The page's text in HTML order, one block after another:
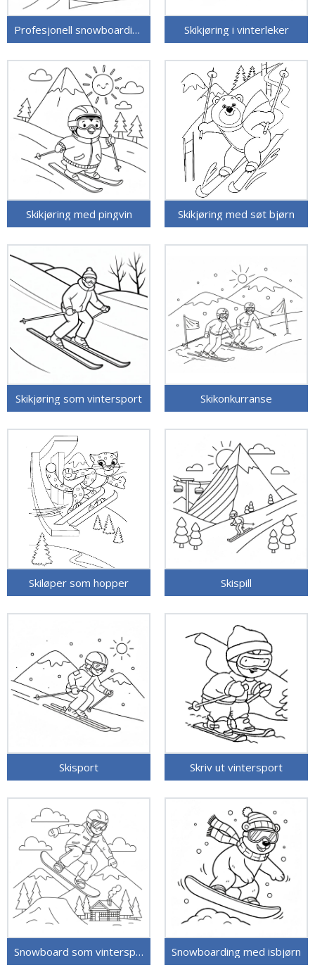
Profesjonell snowboarding Skikjøring i vinterleker
Skikjøring med pingvin Skikjøring med søt bjørn
Skikjøring som vintersport Skikonkurranse
Skiløper som hopper Skispill
Skisport Skriv ut vintersport
Snowboard som vintersport Snowboarding med isbjørn